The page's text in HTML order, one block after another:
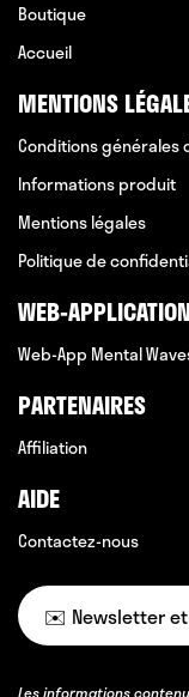
Boutique
Accueil
MENTIONS
Conditions générales
Informations produit
Mentions légales
Politique de
WEB-APPLICATION
Web-App Mental
PARTENAIRES
Affiliation
AIDE
Contactez-nous
✉️ Newsletter
Les informations